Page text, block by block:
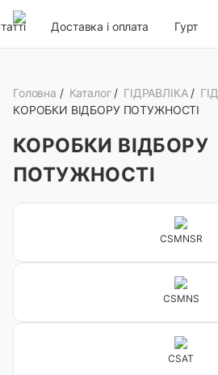
Доставка і оплата Гурт
Головна / Каталог / ГІДРАВЛІКА /
КОРОБКИ ВІДБОРУ ПОТУЖНОСТІ
КОРОБКИ ВІДБОРУ
ПОТУЖНОСТІ
CSMNSR
CSMNS
CSAT